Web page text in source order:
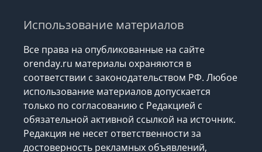
Использование материалов
Все права на опубликованные на сайте
orenday.ru материалы охраняются в
соответствии с законодательством РФ. Любое
использование материалов допускается
только по согласованию с Редакцией с
обязательной активной ссылкой на источник.
Редакция не несет ответственности за
достоверность рекламных объявлений,